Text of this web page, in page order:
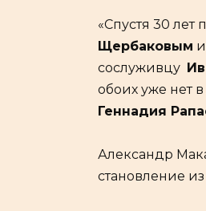
«Спустя 30
Щербаковым
сослуживцу
обоих уже нет
Геннадия
Александр
становление